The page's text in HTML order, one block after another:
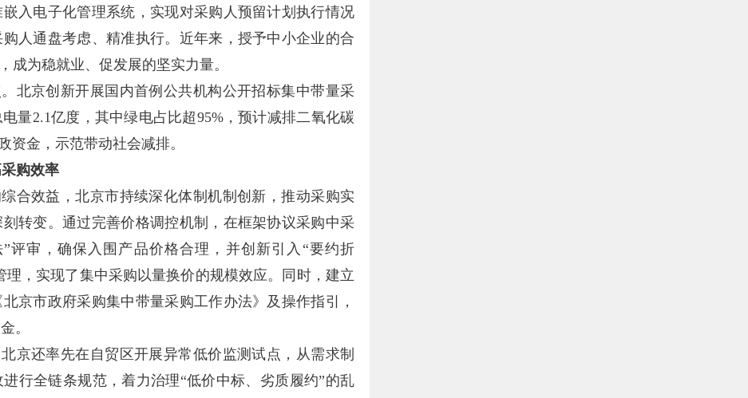
入电子化管理系统，实现对采购人预留计划执行情况
人通盘考虑、精准执行。近年来，授予中小企业的合
成为稳就业、促发展的坚实力量。
北京创新开展国内首例公共机构公开招标集中带量采
量2.1亿度，其中绿电占比超95%，预计减排二氧化碳
资金，示范带动社会减排。
购效率
合效益，北京市持续深化体制机制创新，推动采购实
转变。通过完善价格调控机制，在框架协议采购中采
评审，确保入围产品价格合理，并创新引入“要约折
理，实现了集中采购以量换价的规模效应。同时，建立
京市政府采购集中带量采购工作办法》及操作指引，
。
京还率先在自贸区开展异常低价监测试点，从需求制
行全链条规范，着力治理“低价中标、劣质履约”的乱